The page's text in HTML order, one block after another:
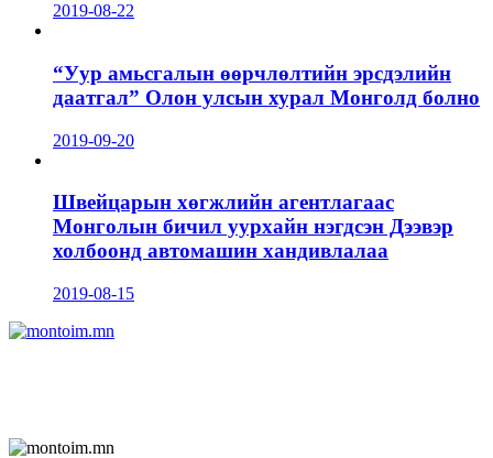
2019-08-22
“Уур амьсгалын өөрчлөлтийн эрсдэлийн
даатгал” Олон улсын хурал Монголд болно
2019-09-20
Швейцарын хөгжлийн агентлагаас
Монголын бичил уурхайн нэгдсэн Дээвэр
холбоонд автомашин хандивлалаа
2019-08-15